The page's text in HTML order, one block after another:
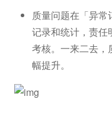
质量问题在「异
记录和统计，责任
考核。一来二去，
幅提升。